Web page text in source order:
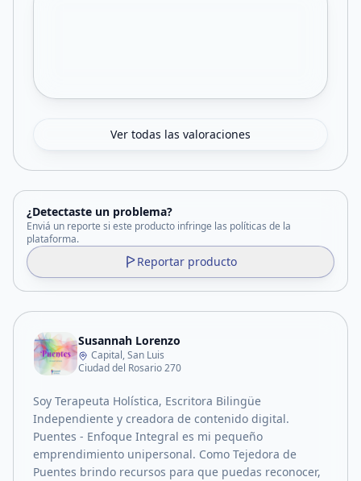
Ver todas las valoraciones
¿Detectaste un problema?
Enviá un reporte si este producto infringe las políticas de la
plataforma.
Reportar producto
Susannah Lorenzo
Capital, San Luis
Ciudad del Rosario 270
Soy Terapeuta Holística, Escritora Bilingüe
Independiente y creadora de contenido digital.
Puentes - Enfoque Integral es mi pequeño
emprendimiento unipersonal. Como Tejedora de
Puentes brindo recursos para que puedas reconocer,